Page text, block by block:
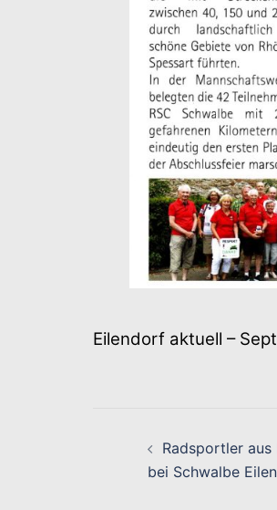
Eilendorf aktuell –
Radsportler aus
bei Schwalbe